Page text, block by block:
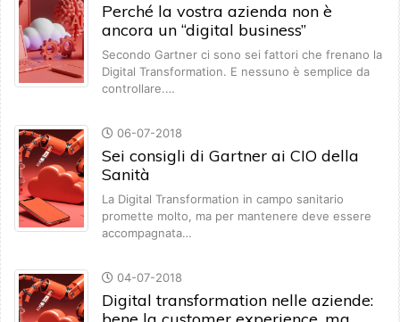
Perché la vostra azienda non è
ancora un “digital business”
Secondo Gartner ci sono sei fattori che frenano la
Digital Transformation. E nessuno è semplice da
controllare.…
06-07-2018
Sei consigli di Gartner ai CIO della
Sanità
La Digital Transformation in campo sanitario
promette molto, ma per mantenere deve essere
accompagnata…
04-07-2018
Digital transformation nelle aziende: